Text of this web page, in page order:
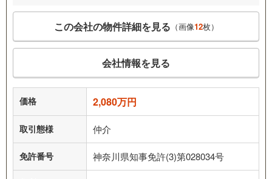
この会社の物件詳細を見る （画像12枚）
会社情報を見る
価格 2,080万円
取引態様 仲介
免許番号 神奈川県知事免許(3)第028034号